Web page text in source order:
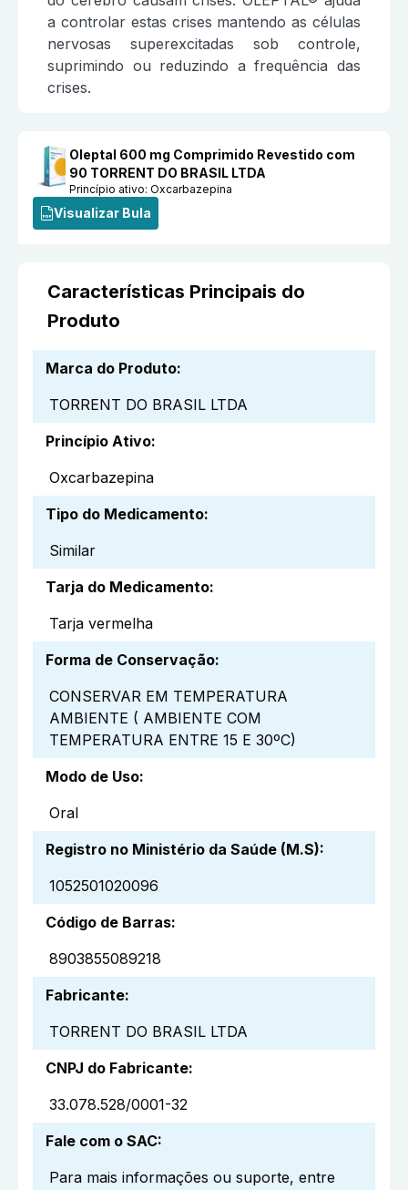
a controlar estas crises mantendo as células
nervosas superexcitadas sob controle,
suprimindo ou reduzindo a frequência das
crises.
Oleptal 600 mg Comprimido Revestido com
90 TORRENT DO BRASIL LTDA
Princípio ativo:Oxcarbazepina
Visualizar Bula
Características Principais do
Produto
Marca do Produto:
TORRENT DO BRASIL LTDA
Princípio Ativo:
Oxcarbazepina
Tipo do Medicamento:
Similar
Tarja do Medicamento:
Tarja vermelha
Forma de Conservação:
CONSERVAR EM TEMPERATURA
AMBIENTE ( AMBIENTE COM
TEMPERATURA ENTRE 15 E 30ºC)
Modo de Uso:
Oral
Registro no Ministério da Saúde (M.S):
1052501020096
Código de Barras:
8903855089218
Fabricante:
TORRENT DO BRASIL LTDA
CNPJ do Fabricante:
33.078.528/0001-32
Fale com o SAC:
Para mais informações ou suporte, entre